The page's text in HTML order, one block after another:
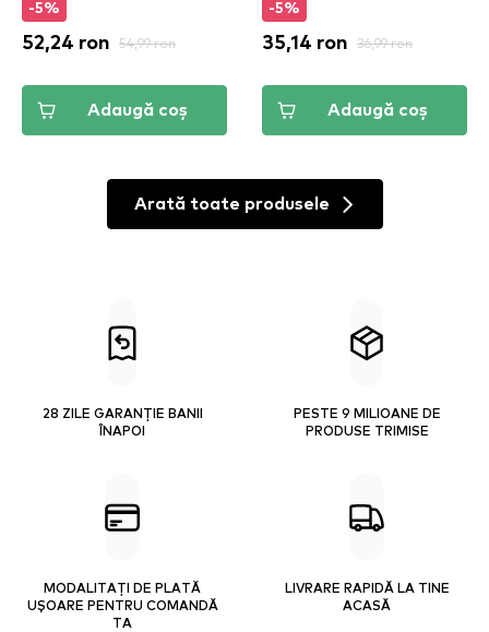
-5%
52,24 ron 54,99 ron
Adaugă coș
-5%
35,14 ron 36,99 ron
Adaugă coș
Arată toate produsele
28 ZILE GARANȚIE BANII
ÎNAPOI
PESTE 9 MILIOANE DE
PRODUSE TRIMISE
MODALITAȚI DE PLATĂ
UȘOARE PENTRU COMANDĂ
TA
LIVRARE RAPIDĂ LA TINE
ACASĂ